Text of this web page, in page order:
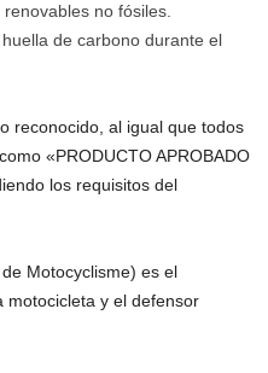
no fósiles.
de carbono durante el
reconocido, al igual que todos
«PRODUCTO APROBADO
los requisitos del
Motocyclisme) es el
motocicleta y el defensor